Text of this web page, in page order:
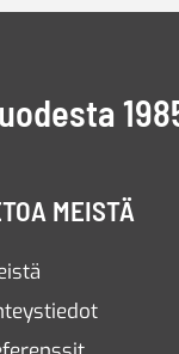
MEISTÄ